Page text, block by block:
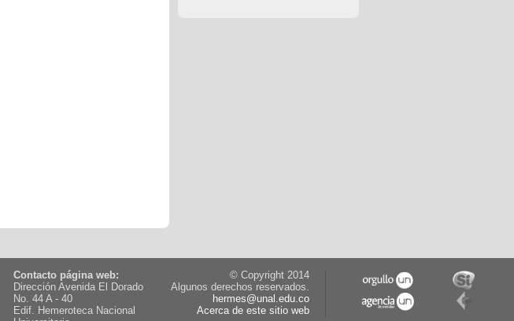
Contacto página web:
Dirección Avenida El Dorado
No. 44 A - 40
Edif. Hemeroteca Nacional
© Copyright 2014
Algunos derechos reservados.
hermes@unal.edu.co
Acerca de este sitio web